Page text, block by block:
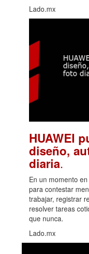
Lado.mx
HUAWEI
diseño,
diaria.
En un momento
para contestar
trabajar, registrar
resolver tareas
que nunca.
Lado.mx